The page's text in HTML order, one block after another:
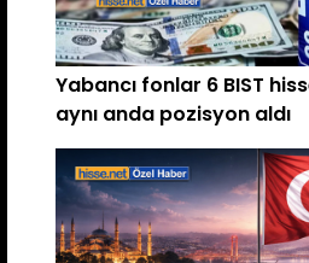
Yabancı fonlar 6 BIST
aynı anda pozisyon aldı